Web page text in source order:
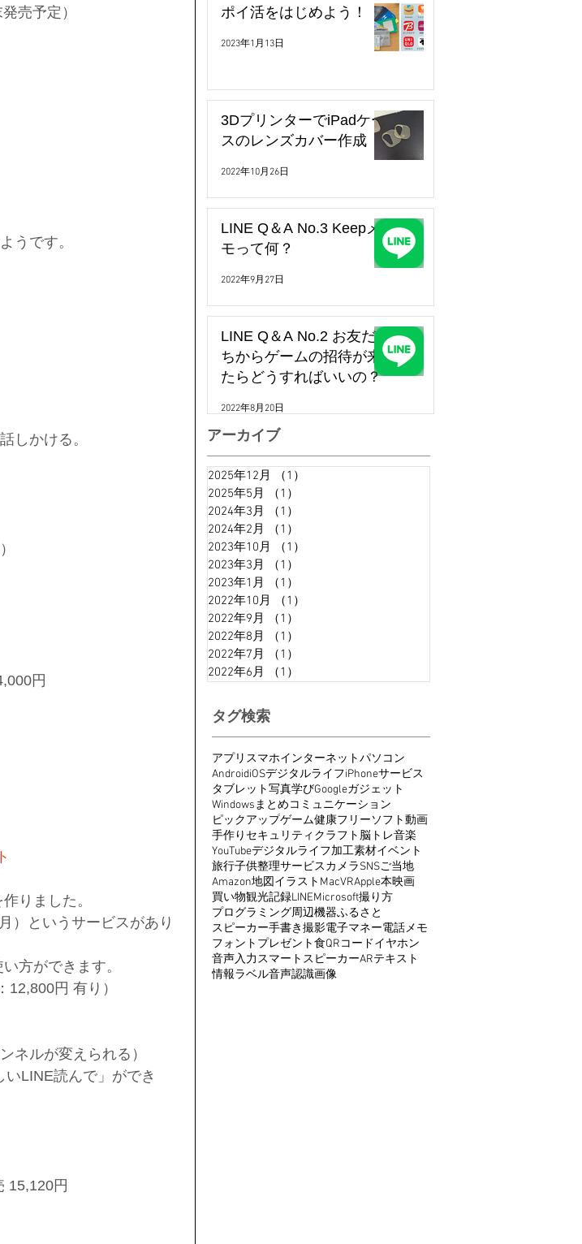
売予定）
うです。
しかける。
円
りました。
）というサービスがあり
方ができます。
12,800円 有り）
ネルが変えられる）
LINE読んで」ができ
15,120円
ポイ活をはじめよう！
2023年1月13日
3DプリンターでiPadケー
スのレンズカバー作成
2022年10月26日
LINE Q＆A No.3 Keepメ
モって何？
2022年9月27日
LINE Q＆A No.2 お友だ
ちからゲームの招待が来
たらどうすればいいの？
2022年8月20日
アーカイブ
2025年12月 （1）
2025年5月
（1）
2024年3月
（1）
2024年2月
（1）
2023年10月
（1）
2023年3月
（1）
2023年1月
（1）
2022年10月
（1）
2022年9月
（1）
2022年8月
（1）
2022年7月
（1）
2022年6月
（1）
タグ検索
アプリ スマホインターネットパソコン
AndroidiOSデジタルライフiPhoneサービス
タブレット写真学びGoogleガジェット
Windowsまとめコミュニケーション
ピックアップゲーム健康フリーソフト動画
手作り セキュリティ クラフト脳トレ音楽
YouTubeデジタルライフ加工素材イベント
旅行子供整理サービスカメラSNSご当地
Amazon地図イラスト MacVRApple本映画
買い物観光記録LINEMicrosoft撮り方
プログラミング周辺機器ふるさと
スピーカー手書き撮影電子マネー電話メモ
フォント プレゼント食QRコードイヤホン
音声入力スマートスピーカーARテキスト
情報ラベル音声認識画像